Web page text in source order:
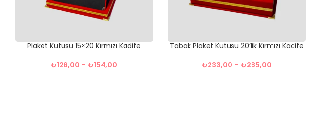
Plaket Kutusu 15×20 Kırmızı Kadife
₺126,00 –₺154,00
Tabak Plaket Kutusu 20’lik Kırmızı Kadife
₺233,00 –₺285,00